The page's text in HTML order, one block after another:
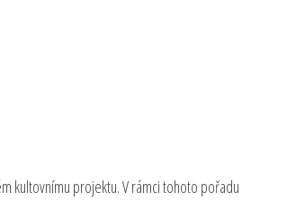
kultovnímu projektu. V rámci tohoto pořadu